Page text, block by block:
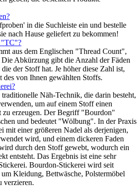
in die Suchleiste ein und bestelle
nach Hause geliefert zu bekommen!
"TC"?
aus dem Englischen "Thread Count",
Abkürzung gibt die Anzahl der Fäden
der Stoff hat. Je höher diese Zahl ist,
des von Ihnen gewählten Stoffs.
Näh-Technik, die darin besteht,
um auf einem Stoff einen
zu erzeugen. Der Begriff "Bourdon"
und bedeutet "Wölbung". In der Praxis
mit einer größeren Nadel als derjenigen,
wird, und einem dickeren Faden
durch den Stoff gewebt, wodurch ein
entsteht. Das Ergebnis ist eine sehr
Bourdon-Stickerei wird seit
Kleidung, Bettwäsche, Polstermöbel
verzieren.